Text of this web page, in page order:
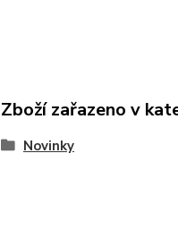
Zboží zařazeno v
Novinky